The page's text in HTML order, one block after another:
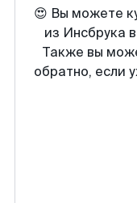
😍 Вы можете
из Инсбрука
Также вы
обратно, если